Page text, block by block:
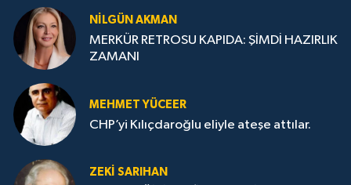
NILGÜN AKMAN
MERKÜR RETROSU KAPIDA: ŞİMDİ HAZIRLIK
ZAMANI
MEHMET YÜCEER
CHP’yi Kılıçdaroğlu eliyle ateşe attılar.
ZEKI SARIHAN